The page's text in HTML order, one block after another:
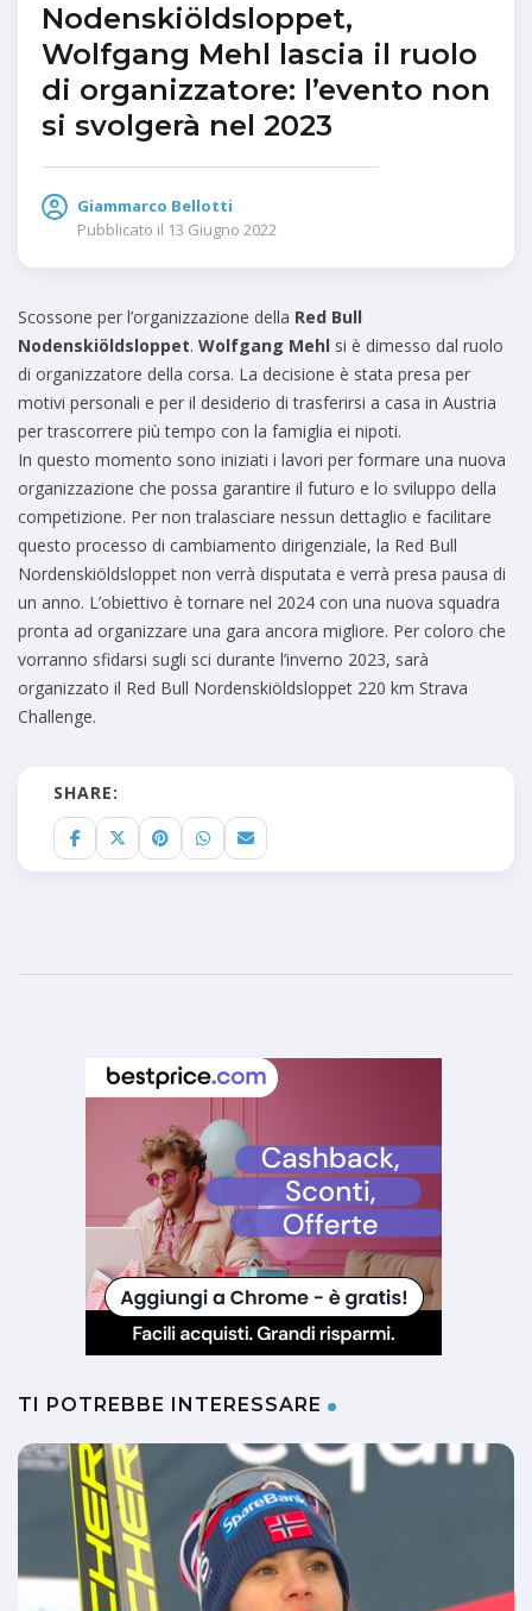
Nodenskiöldsloppet,
Wolfgang Mehl lascia il ruolo
di organizzatore: l’evento non
si svolgerà nel 2023
Giammarco Bellotti
Pubblicato il 13 Giugno 2022
Scossone per l’organizzazione della Red Bull
Nodenskiöldsloppet. Wolfgang Mehl si è dimesso dal ruolo
di organizzatore della corsa. La decisione è stata presa per
motivi personali e per il desiderio di trasferirsi a casa in Austria
per trascorrere più tempo con la famiglia ei nipoti.
In questo momento sono iniziati i lavori per formare una nuova
organizzazione che possa garantire il futuro e lo sviluppo della
competizione. Per non tralasciare nessun dettaglio e facilitare
questo processo di cambiamento dirigenziale, la Red Bull
Nordenskiöldsloppet non verrà disputata e verrà presa pausa di
un anno. L’obiettivo è tornare nel 2024 con una nuova squadra
pronta ad organizzare una gara ancora migliore. Per coloro che
vorranno sfidarsi sugli sci durante l’inverno 2023, sarà
organizzato il Red Bull Nordenskiöldsloppet 220 km Strava
Challenge.
SHARE:
TI POTREBBE INTERESSARE